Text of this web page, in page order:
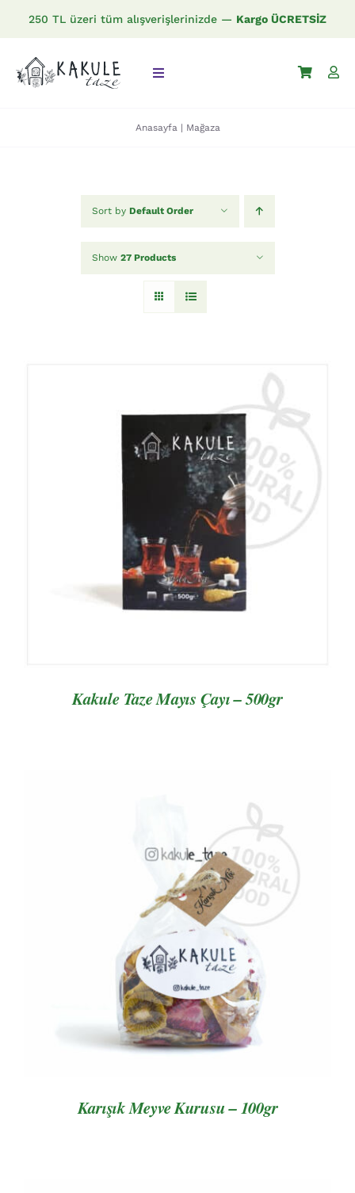
content
250 TL üzeri tüm alışverişlerinizde — Kargo ÜCRETSİZ
Toggle
Anasayfa | Mağaza
Sort by Default Order
Show 27 Products
AYRINTILAR
Kakule Taze Mayıs Çayı – 500gr
AYRINTILAR
Karışık Meyve Kurusu – 100gr